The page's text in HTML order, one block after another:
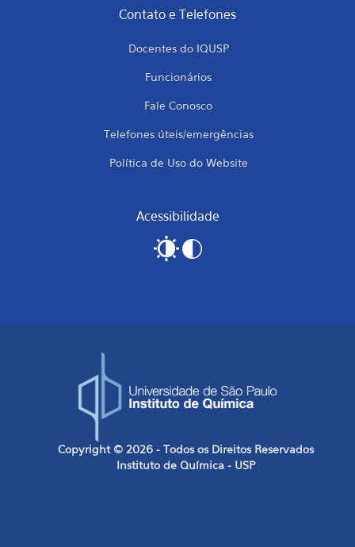
Contato e Telefones
Docentes do IQUSP
Funcionários
Fale Conosco
Telefones úteis/emergências
Política de Uso do Website
Acessibilidade
Copyright © 2026 - Todos os Direitos Reservados
Instituto de Química - USP